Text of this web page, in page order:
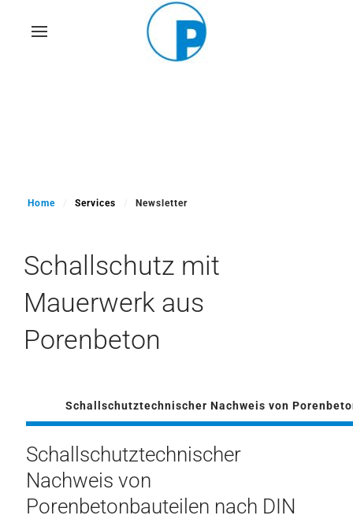
Skip
Home Services Newsletter
Schallschutz mit
Mauerwerk aus
Porenbeton
Schallschutztechnischer Nachweis von
Schallschutztechnischer
Nachweis von
Porenbetonbauteilen nach DIN